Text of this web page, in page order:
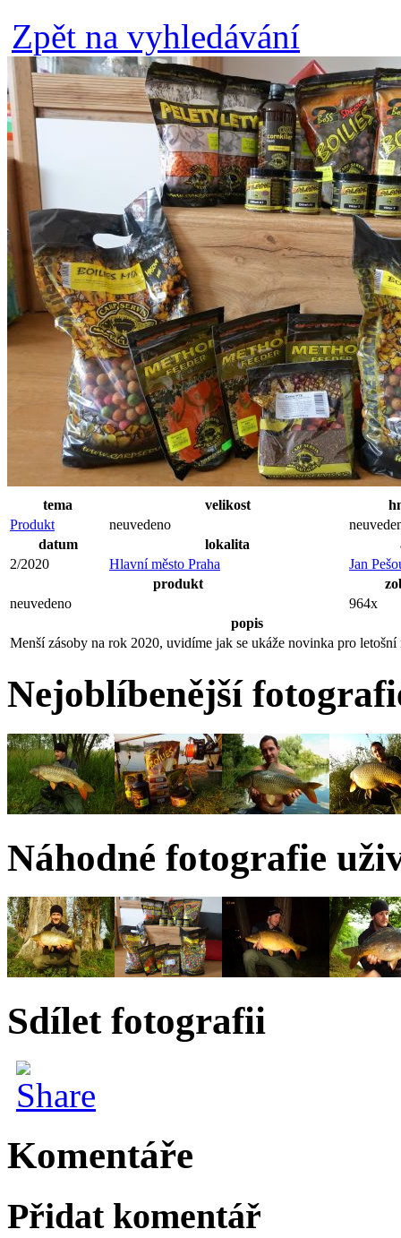
Zpět na vyhledávání
tema velikost
Produkt
neuvedeno
datum
lokalita
2/2020
Hlavní město Praha
Jan
produkt
neuvedeno
964x
popis
Menší zásoby na rok 2020, uvidíme jak se ukáže novinka pro
Nejoblíbenější
Náhodné fotografie
Sdílet fotografii
Komentáře
Přidat komentář